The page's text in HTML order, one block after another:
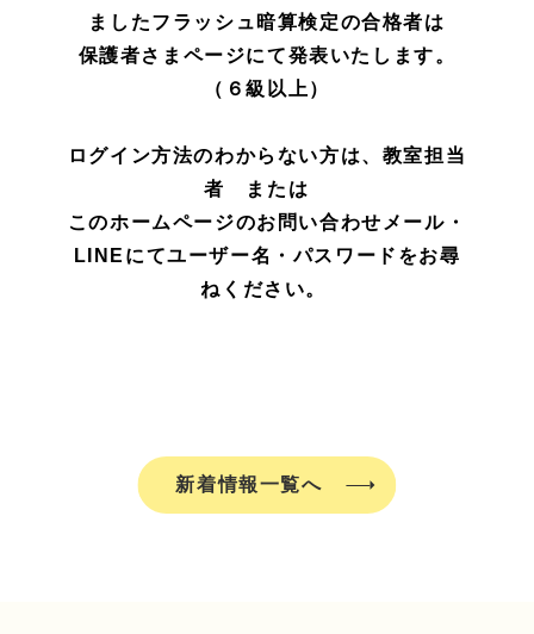
ましたフラッシュ暗算検定の合格者は
保護者さまページにて発表いたします。
（６級以上）
ログイン方法のわからない方は、教室担当
者 または
このホームページのお問い合わせメール・
LINEにてユーザー名・パスワードをお尋
ねください。
新着情報一覧へ